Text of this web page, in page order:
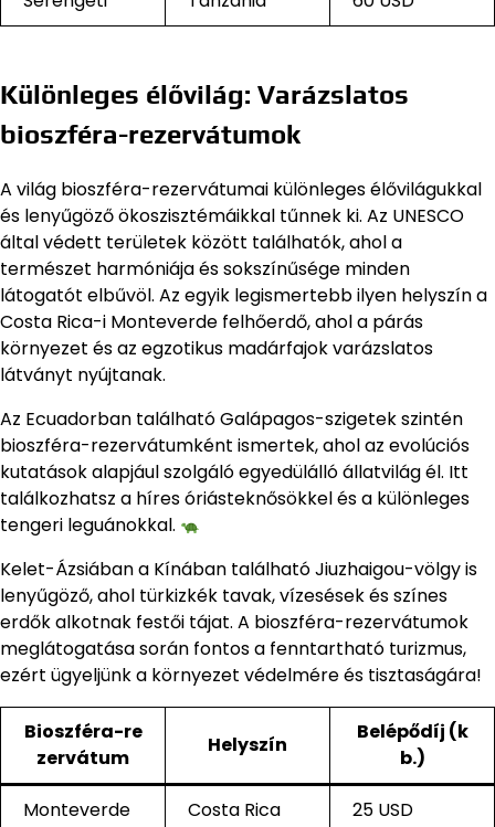
Különleges élővilág: Varázslatos
bioszféra-rezervátumok
A világ bioszféra-rezervátumai különleges élővilágukkal
és lenyűgöző ökoszisztémáikkal tűnnek ki. Az UNESCO
által védett területek között találhatók, ahol a
természet harmóniája és sokszínűsége minden
látogatót elbűvöl. Az egyik legismertebb ilyen helyszín a
Costa Rica-i Monteverde felhőerdő, ahol a párás
környezet és az egzotikus madárfajok varázslatos
látványt nyújtanak.
Az Ecuadorban található Galápagos-szigetek szintén
bioszféra-rezervátumként ismertek, ahol az evolúciós
kutatások alapjául szolgáló egyedülálló állatvilág él. Itt
találkozhatsz a híres óriásteknősökkel és a különleges
tengeri leguánokkal.
Kelet-Ázsiában a Kínában található Jiuzhaigou-völgy is
lenyűgöző, ahol türkizkék tavak, vízesések és színes
erdők alkotnak festői tájat. A bioszféra-rezervátumok
meglátogatása során fontos a fenntartható turizmus,
ezért ügyeljünk a környezet védelmére és tisztaságára!
Bioszféra-re
zervátum
Helyszín
Belépődíj (k
b.)
Monteverde Costa Rica
25 USD